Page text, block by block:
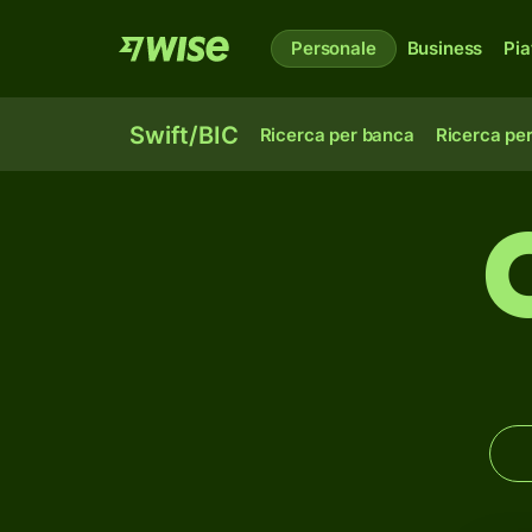
Personale Business
Swift/BIC Ricerca per banca Ricerca